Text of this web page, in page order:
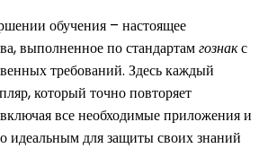
обучения – настоящее
выполненное по стандартамгознакс
требований. Здесь каждый
который точно повторяет
все необходимые приложения и
идеальным для защиты своих знаний